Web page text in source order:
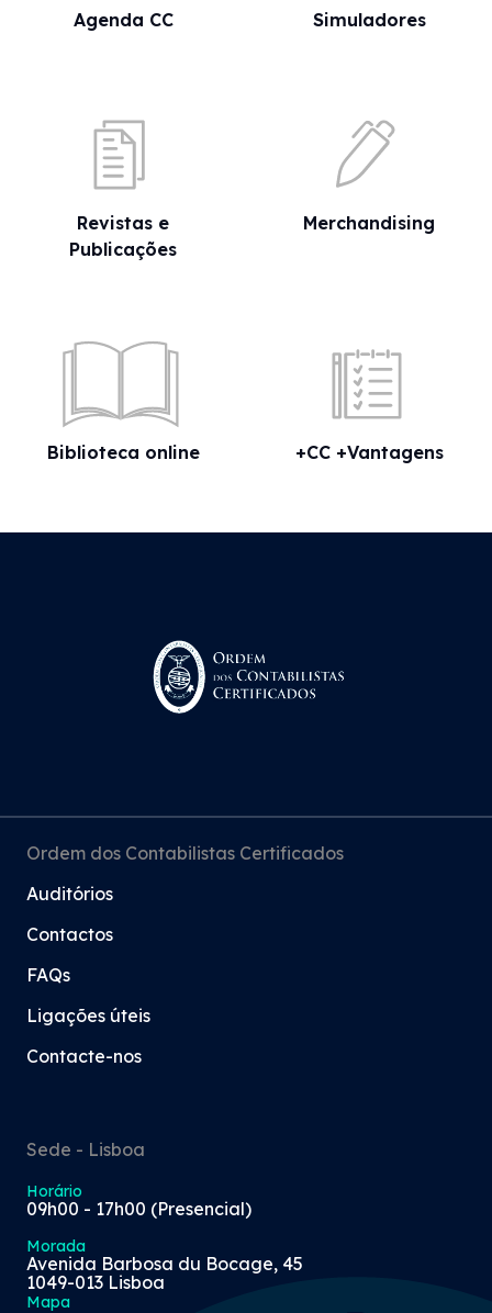
Agenda CC Simuladores
Revistas e
Publicações
Merchandising
Biblioteca online +CC +Vantagens
Ordem dos Contabilistas Certificados
Auditórios
Contactos
FAQs
Ligações úteis
Contacte-nos
Sede - Lisboa
Horário
09h00 - 17h00 (Presencial)
Morada
Avenida Barbosa du Bocage, 45
1049-013 Lisboa
Mapa